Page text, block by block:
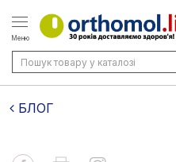
Меню
БЛОГ